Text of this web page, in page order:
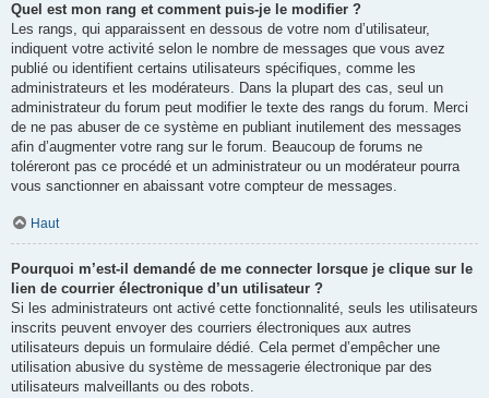
Quel est mon rang et comment puis-je le modifier ?
Les rangs, qui apparaissent en dessous de votre nom d’utilisateur,
indiquent votre activité selon le nombre de messages que vous avez
publié ou identifient certains utilisateurs spécifiques, comme les
administrateurs et les modérateurs. Dans la plupart des cas, seul un
administrateur du forum peut modifier le texte des rangs du forum. Merci
de ne pas abuser de ce système en publiant inutilement des messages
afin d’augmenter votre rang sur le forum. Beaucoup de forums ne
toléreront pas ce procédé et un administrateur ou un modérateur pourra
vous sanctionner en abaissant votre compteur de messages.
Haut
Pourquoi m’est-il demandé de me connecter lorsque je clique sur le
lien de courrier électronique d’un utilisateur ?
Si les administrateurs ont activé cette fonctionnalité, seuls les utilisateurs
inscrits peuvent envoyer des courriers électroniques aux autres
utilisateurs depuis un formulaire dédié. Cela permet d’empêcher une
utilisation abusive du système de messagerie électronique par des
utilisateurs malveillants ou des robots.